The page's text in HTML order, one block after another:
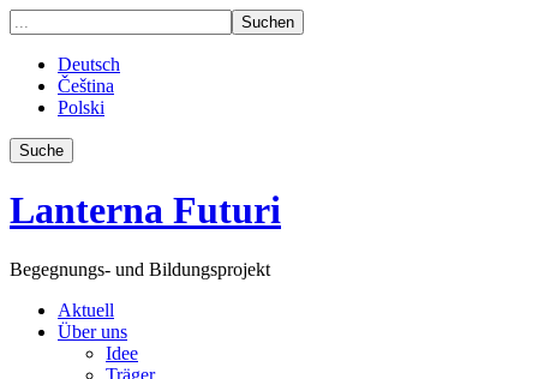
Deutsch
Čeština
Polski
Suche
Lanterna Futuri
Begegnungs- und Bildungsprojekt
Aktuell
Über uns
Idee
Träger